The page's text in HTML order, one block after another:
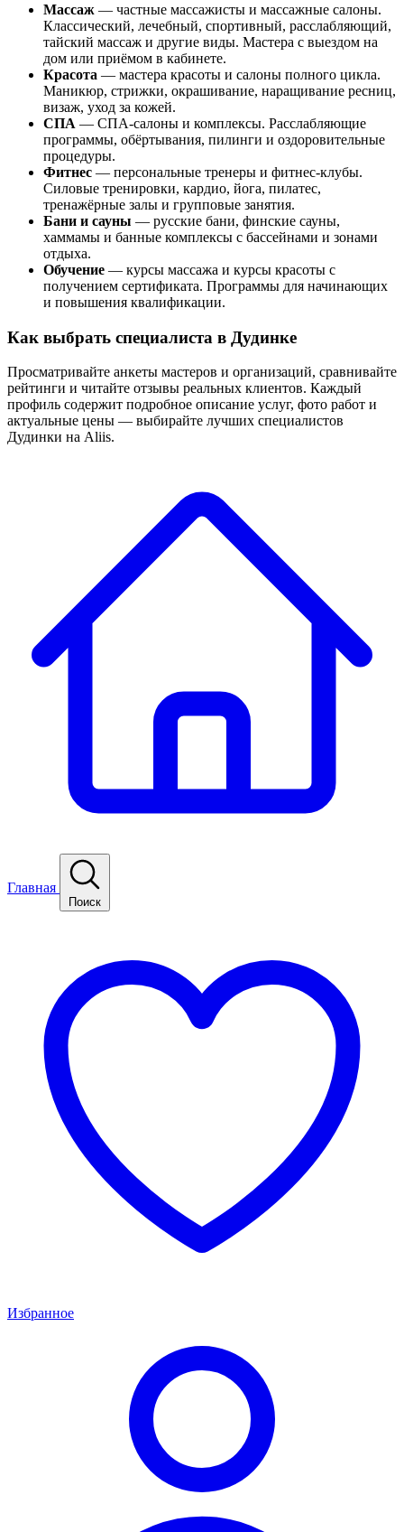
Массаж — частные массажисты и массажные салоны.
Классический, лечебный, спортивный, расслабляющий,
тайский массаж и другие виды. Мастера с выездом на
дом или приёмом в кабинете.
Красота — мастера красоты и салоны полного цикла.
Маникюр, стрижки, окрашивание, наращивание ресниц,
визаж, уход за кожей.
СПА — СПА-салоны и комплексы. Расслабляющие
программы, обёртывания, пилинги и оздоровительные
процедуры.
Фитнес — персональные тренеры и фитнес-клубы.
Силовые тренировки, кардио, йога, пилатес,
тренажёрные залы и групповые занятия.
Бани и сауны — русские бани, финские сауны,
хаммамы и банные комплексы с бассейнами и зонами
отдыха.
Обучение — курсы массажа и курсы красоты с
получением сертификата. Программы для начинающих
и повышения квалификации.
Как выбрать специалиста в Дудинке
Просматривайте анкеты мастеров и организаций, сравнивайте
рейтинги и читайте отзывы реальных клиентов. Каждый
профиль содержит подробное описание услуг, фото работ и
актуальные цены — выбирайте лучших специалистов
Дудинки на Aliis.
Главная
Поиск
Избранное